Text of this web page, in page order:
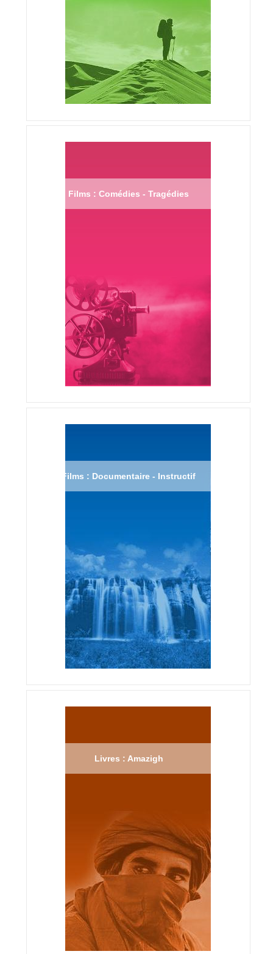
Films : Comédies - Tragédies
Films : Documentaire - Instructif
Livres : Amazigh